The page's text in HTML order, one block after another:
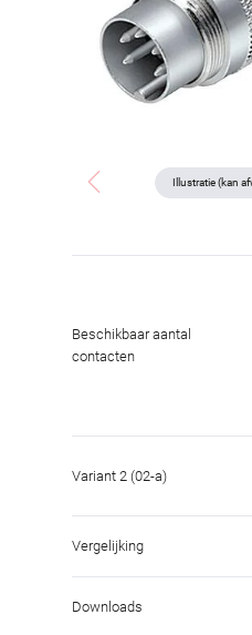
Beschikbaar aantal
contacten
Variant 2 (02-a)
Vergelijking
Downloads